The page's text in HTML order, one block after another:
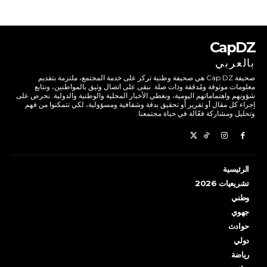
CapDZ
بالعربي
صحيفة Cap DZ هي صحيفة وطنية تركز على خدمة المجتمع، ملتزمة بتقديم
معلومات موثوقة ومُدققة وذات صلة. نبقى على اتصال وثيق بالمواطنين، ونتابع
شؤونهم واهتماماتهم اليومية، ونغطي الأخبار المحلية والوطنية والدولية. نحرص على
إجراء كل مقال أو تقرير أو تحقيق بدقة وشفافية ومسؤولية، لكي تتمكنوا من فهم
وتحليل ومشاركة فعّالة في حياة مجتمعنا.
الرئيسية
تشريعيات 2026
وطني
جهوي
حوادث
دولي
رياضة